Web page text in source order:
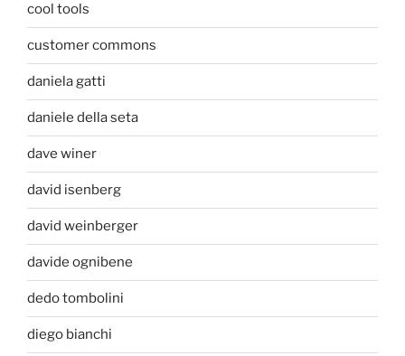
cool tools
customer commons
daniela gatti
daniele della seta
dave winer
david isenberg
david weinberger
davide ognibene
dedo tombolini
diego bianchi